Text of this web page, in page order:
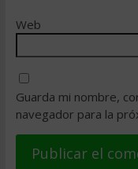
Web
Guarda mi nombre,
navegador para la